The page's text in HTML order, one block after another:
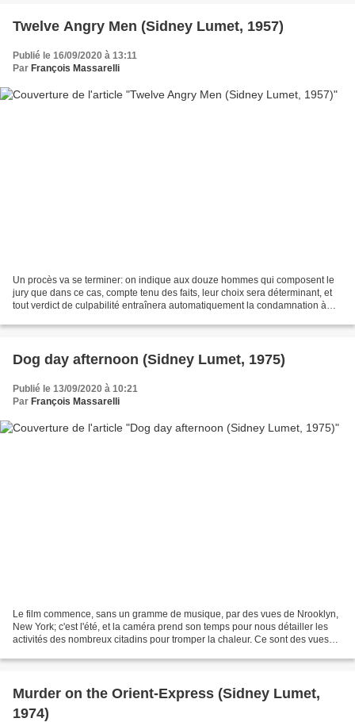
Twelve Angry Men (Sidney Lumet, 1957)
Publié le 16/09/2020 à 13:11
Par François Massarelli
Un procès va se terminer: on indique aux douze hommes qui composent le
jury que dans ce cas, compte tenu des faits, leur choix sera déterminant, et
tout verdict de culpabilité entraînera automatiquement la condamnation à
Dog day afternoon (Sidney Lumet, 1975)
Publié le 13/09/2020 à 10:21
Par François Massarelli
Le film commence, sans un gramme de musique, par des vues de Nrooklyn,
New York; c'est l'été, et la caméra prend son temps pour nous détailler les
activités des nombreux citadins pour tromper la chaleur. Ce sont des vues
Murder on the Orient-Express (Sidney Lumet,
1974)